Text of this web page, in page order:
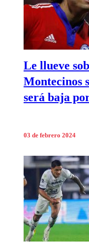
Le llueve
Montecinos
será baja
03 de febrero 2024